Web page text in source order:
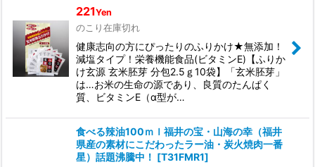
221Yen
のこり在庫切れ
健康志向の方にぴったりのふりかけ★無添加！
減塩タイプ！栄養機能食品(ビタミンE)【ふりか
け玄源 玄米胚芽 分包2.5ｇ10袋】「玄米胚芽」
は…お米の生命の源であり、良質のたんぱく
質、ビタミンE（α型が…
食べる辣油100ｍｌ福井の宝・山海の幸（福井
県産の素材にこだわったラー油・炭火焼肉一番
星）話題沸騰中！ [T31FMR1]